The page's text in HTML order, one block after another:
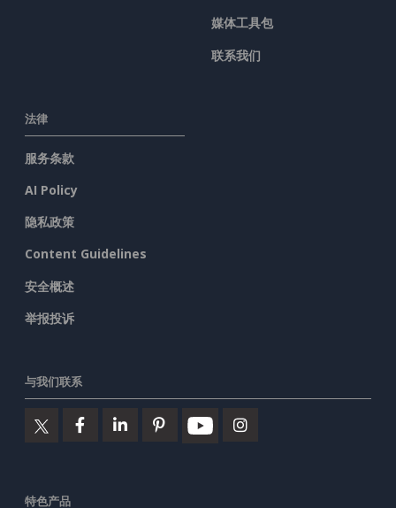
媒体工具包
联系我们
法律
服务条款
AI Policy
隐私政策
Content Guidelines
安全概述
举报投诉
与我们联系
特色产品